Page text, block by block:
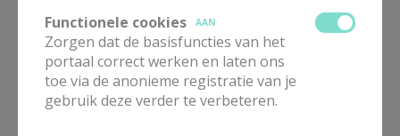
Evenement
Brontocht leerhuis bijbelgroep profeten
Functionele cookies
AAN
Zorgen dat de basisfuncties van het
portaal correct werken en laten ons
toe via de anonieme registratie van je
gebruik deze verder te verbeteren.